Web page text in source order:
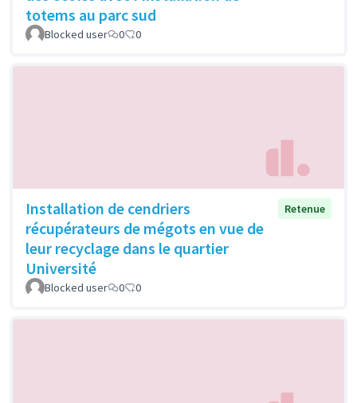
totems au parc sud
Blocked user 0 0
Installation de cendriers
récupérateurs de mégots en vue de
leur recyclage dans le quartier
Université
Retenue
Blocked user 0 0